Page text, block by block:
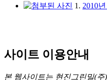
1. 2010
사이트 이용안내
본 웹사이트는 현진그린밀(